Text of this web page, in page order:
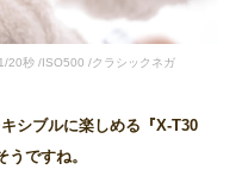
20秒 /ISO500 /クラシックネガ
シブルに楽しめる『X-T30
ですね。